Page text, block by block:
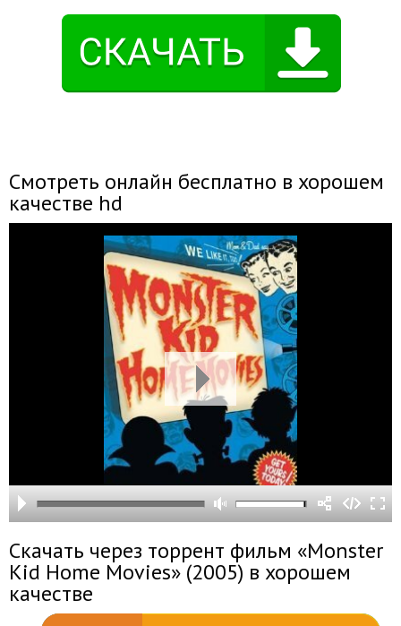
Смотреть онлайн бесплатно в хорошем
качестве hd
Скачать через торрент фильм «Monster
Kid Home Movies» (2005) в хорошем
качестве